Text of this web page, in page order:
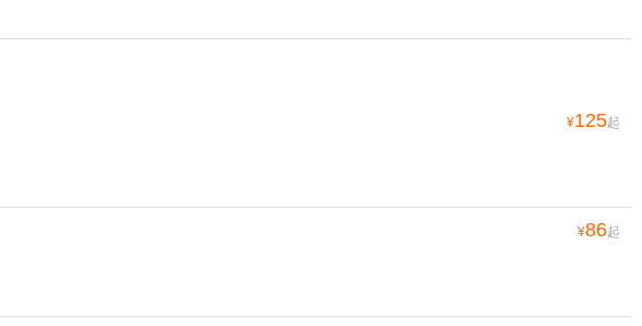
¥125起
¥86起